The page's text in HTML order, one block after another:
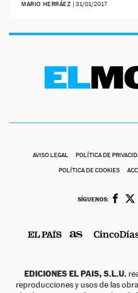
MARIO HERRÁEZ | 31/01/2017
AVISO LEGAL POLÍTICA DE
POLÍTICA DE COOKIES
SÍGUENOS:
EDICIONES EL PAIS, S.L.U.
reproducciones y usos de las